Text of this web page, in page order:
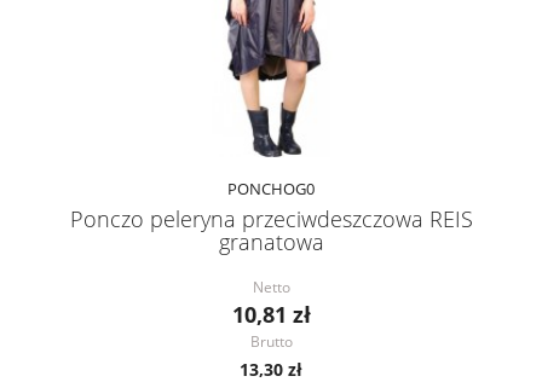
PONCHOG0
Ponczo peleryna przeciwdeszczowa REIS
granatowa
Netto
10,81 zł
Brutto
13,30 zł